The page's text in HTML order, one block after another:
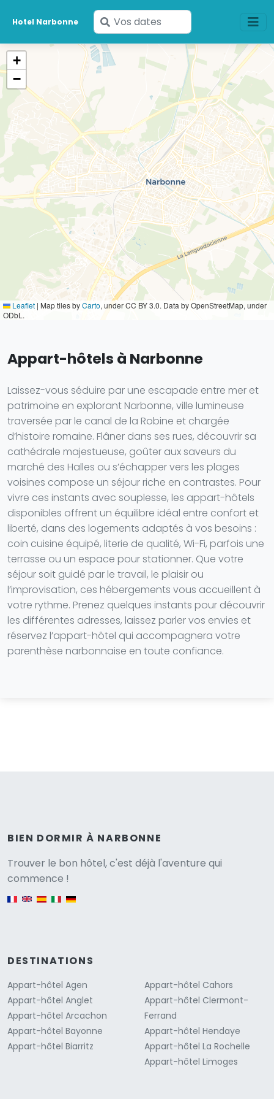
Hotel Narbonne
Saisissez
vos
dates
+
−
Leaflet | Map tiles byCarto, under CC BY 3.0. Data by OpenStreetMap, under
ODbL.
Appart-hôtels à Narbonne
Laissez-vous séduire par une escapade entre mer et
patrimoine en explorant Narbonne, ville lumineuse
traversée par le canal de la Robine et chargée
d’histoire romaine. Flâner dans ses rues, découvrir sa
cathédrale majestueuse, goûter aux saveurs du
marché des Halles ou s’échapper vers les plages
voisines compose un séjour riche en contrastes. Pour
vivre ces instants avec souplesse, les appart-hôtels
disponibles offrent un équilibre idéal entre confort et
liberté, dans des logements adaptés à vos besoins :
coin cuisine équipé, literie de qualité, Wi-Fi, parfois une
terrasse ou un espace pour stationner. Que votre
séjour soit guidé par le travail, le plaisir ou
l’improvisation, ces hébergements vous accueillent à
votre rythme. Prenez quelques instants pour découvrir
les différentes adresses, laissez parler vos envies et
réservez l’appart-hôtel qui accompagnera votre
parenthèse narbonnaise en toute confiance.
BIEN DORMIR À NARBONNE
Trouver le bon hôtel, c'est déjà l'aventure qui
commence !
DESTINATIONS
Appart-hôtel Agen
Appart-hôtel Anglet
Appart-hôtel Arcachon
Appart-hôtel Bayonne
Appart-hôtel Biarritz
Appart-hôtel Cahors
Appart-hôtel Clermont-
Ferrand
Appart-hôtel Hendaye
Appart-hôtel La Rochelle
Appart-hôtel Limoges